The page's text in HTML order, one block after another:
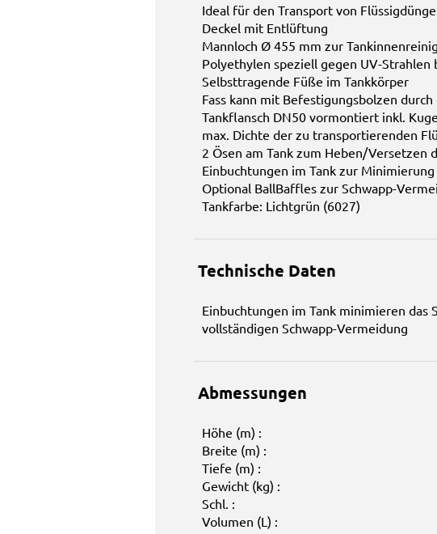
Ideal für den Transport von
Deckel mit Entlüftung
Mannloch Ø 455 mm zur
Polyethylen speziell gegen UV-
Selbsttragende Füße im Tankkörper
Fass kann mit Befestigungsbolzen
Tankflansch DN50 vormontiert inkl.
max. Dichte der zu transportierenden
2 Ösen am Tank zum Heben/Versetzen
Einbuchtungen im Tank zur
Optional BallBaffles zur Schwapp-
Tankfarbe: Lichtgrün (6027)
Technische Daten
Einbuchtungen im Tank minimieren
vollständigen Schwapp-Vermeidung
Abmessungen
Höhe (m) :
Breite (m) :
Tiefe (m) :
Gewicht (kg) :
Schl. :
Volumen (L) :